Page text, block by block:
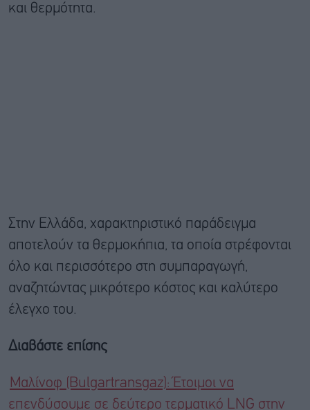
και θερμότητα.
Στην Ελλάδα, χαρακτηριστικό παράδειγμα
αποτελούν τα θερμοκήπια, τα οποία στρέφονται
όλο και περισσότερο στη συμπαραγωγή,
αναζητώντας μικρότερο κόστος και καλύτερο
έλεγχο του.
Διαβάστε επίσης
Μαλίνοφ (Bulgartransgaz): Έτοιμοι να
επενδύσουμε σε δεύτερο τερματικό LNG στην